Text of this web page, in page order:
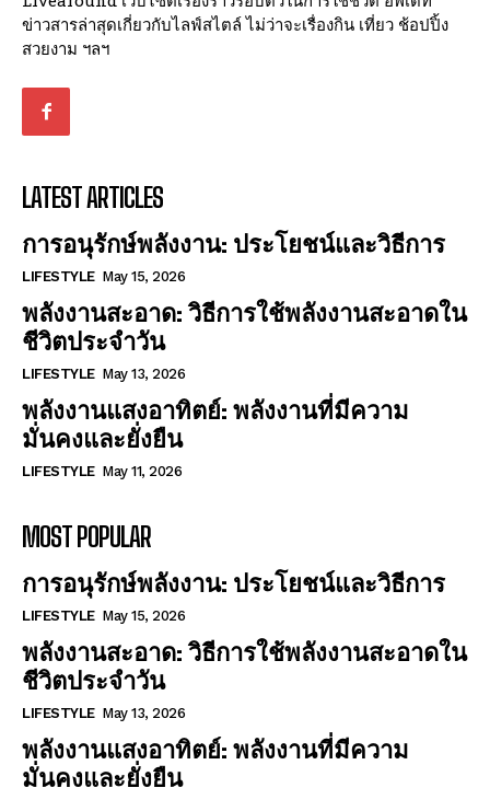
ข่าวสารล่าสุดเกี่ยวกับไลฟ์สไตล์ ไม่ว่าจะเรื่องกิน เที่ยว ช้อปปิ้ง
สวยงาม ฯลฯ
LATEST ARTICLES
การอนุรักษ์พลังงาน: ประโยชน์และวิธีการ
LIFESTYLE May 15, 2026
พลังงานสะอาด: วิธีการใช้พลังงานสะอาดใน
ชีวิตประจำวัน
LIFESTYLE May 13, 2026
พลังงานแสงอาทิตย์: พลังงานที่มีความ
มั่นคงและยั่งยืน
LIFESTYLE May 11, 2026
MOST POPULAR
การอนุรักษ์พลังงาน: ประโยชน์และวิธีการ
LIFESTYLE May 15, 2026
พลังงานสะอาด: วิธีการใช้พลังงานสะอาดใน
ชีวิตประจำวัน
LIFESTYLE May 13, 2026
พลังงานแสงอาทิตย์: พลังงานที่มีความ
มั่นคงและยั่งยืน